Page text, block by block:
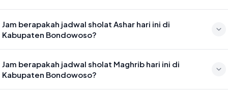
11:34
Jam berapakah jadwal sholat Ashar hari ini di
Kabupaten Bondowoso?
14:54
Jam berapakah jadwal sholat Maghrib hari ini di
Kabupaten Bondowoso?